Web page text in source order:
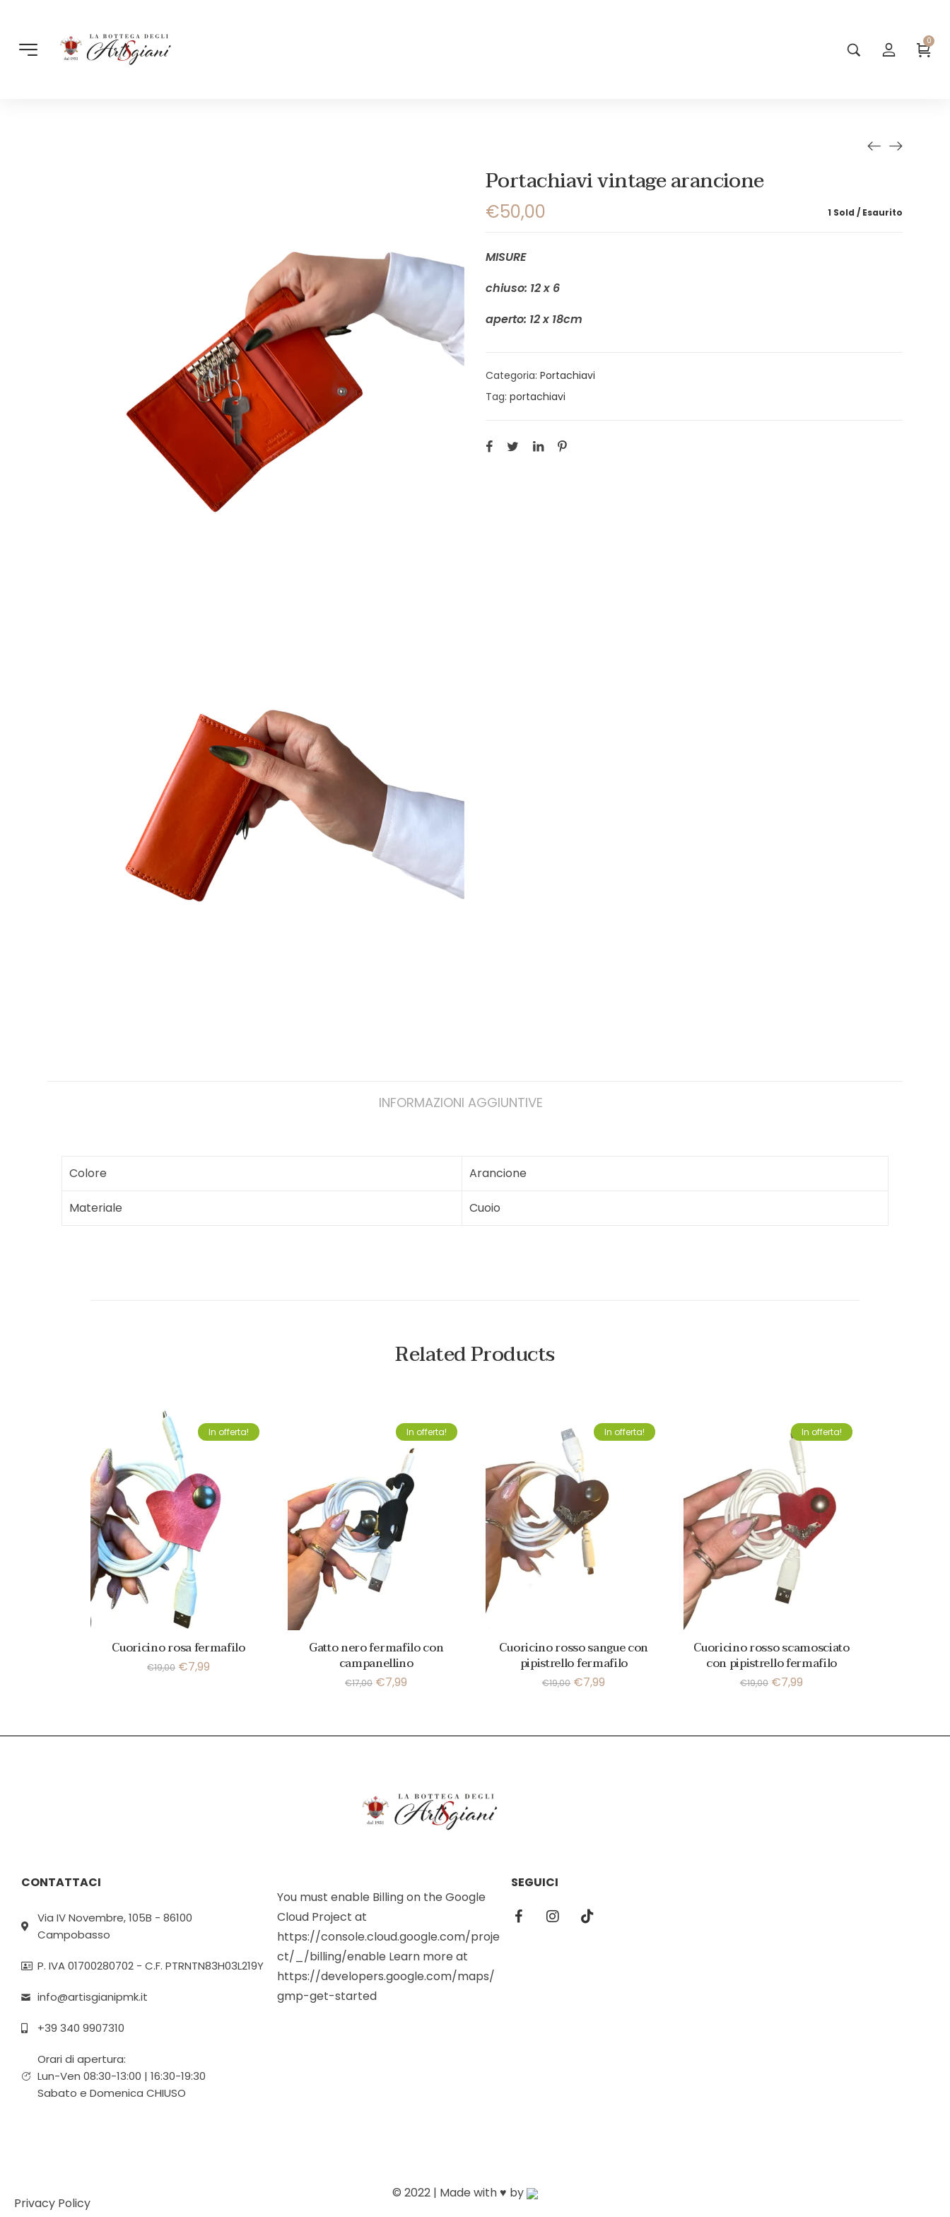
0
Portachiavi vintage arancione
1 Sold Esaurito
€50,00
MISURE
chiuso: 12 x 6
aperto: 12 x 18cm
Categoria: Portachiavi
Tag: portachiavi
INFORMAZIONI AGGIUNTIVE
Colore Arancione
Materiale Cuoio
Related Products
In offerta!
Cuoricino rosa fermafilo
€19,00 €7,99
In offerta!
Gatto nero fermafilo con
campanellino
€17,00 €7,99
In offerta!
Cuoricino rosso sangue con
pipistrello fermafilo
€19,00 €7,99
In offerta!
Cuoricino rosso scamosciato
con pipistrello fermafilo
€19,00 €7,99
CONTATTACI
Via IV Novembre, 105B - 86100
Campobasso
P. IVA 01700280702 - C.F. PTRNTN83H03L219Y
info@artisgianipmk.it
+39 340 9907310
Orari di apertura:
Lun-Ven 08:30-13:00 | 16:30-19:30
Sabato e Domenica CHIUSO
You must enable Billing on the Google
Cloud Project at
https://console.cloud.google.com/proje
ct/_/billing/enable Learn more at
https://developers.google.com/maps/
gmp-get-started
SEGUICI
Privacy Policy
© 2022 | Made with ♥️ by